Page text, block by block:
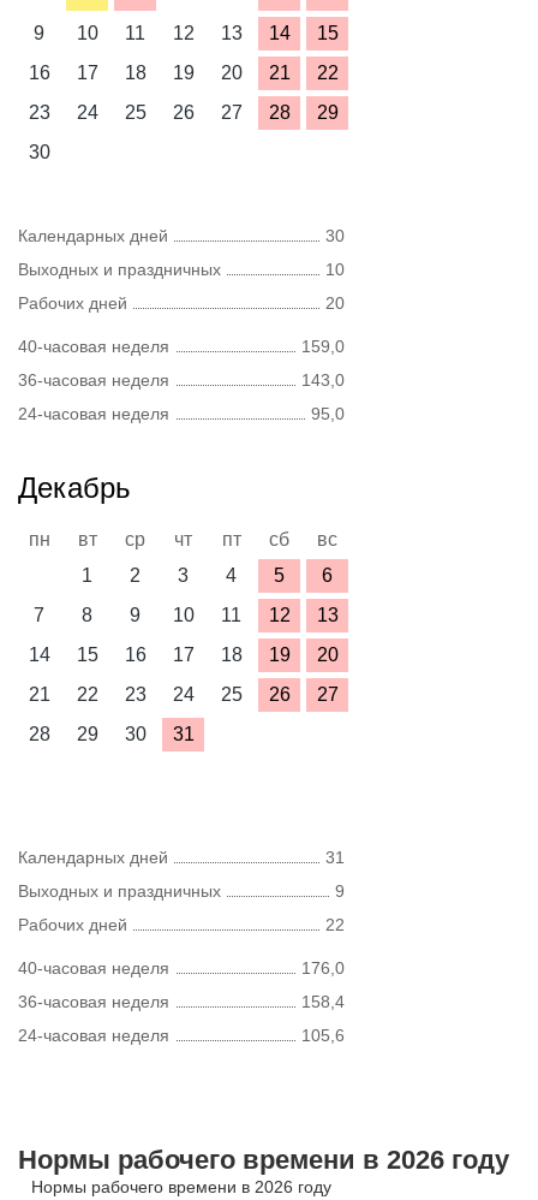
9
10 11 12 13 14
15
16
17 18 19 20 21
22
23
24 25 26 27 28
29
30
Календарных дней
30
Выходных и праздничных
10
Рабочих дней
20
40-часовая неделя
159,0
36-часовая неделя
143,0
24-часовая неделя
95,0
Декабрь
пн вт ср чт пт сб
вс
1
2 3 4 5
6
7
8 9 10 11 12
13
14
15 16 17 18 19
20
21
22 23 24 25 26
27
28
29 30 31
Календарных дней
31
Выходных и праздничных
9
Рабочих дней
22
40-часовая неделя
176,0
36-часовая неделя
158,4
24-часовая неделя
105,6
Нормы рабочего времени в 2026 году
Нормы рабочего времени в 2026 году